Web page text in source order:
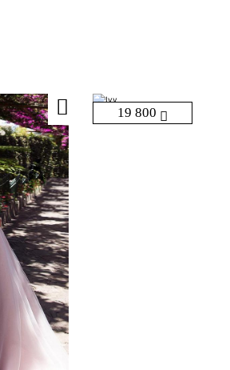
19 800